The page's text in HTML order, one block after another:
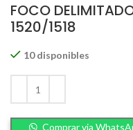
FOCO
1520/1518
10 disponibles
Comprar via